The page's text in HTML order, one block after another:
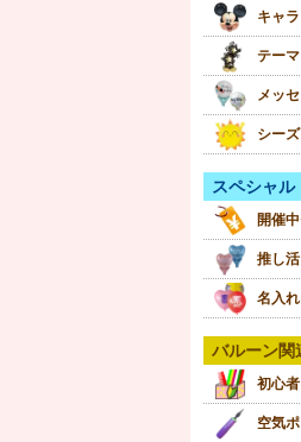
キャ
テーマ
メッ
シー
スペシャル
開催
推し活
名入
バルーン関
初心
空気